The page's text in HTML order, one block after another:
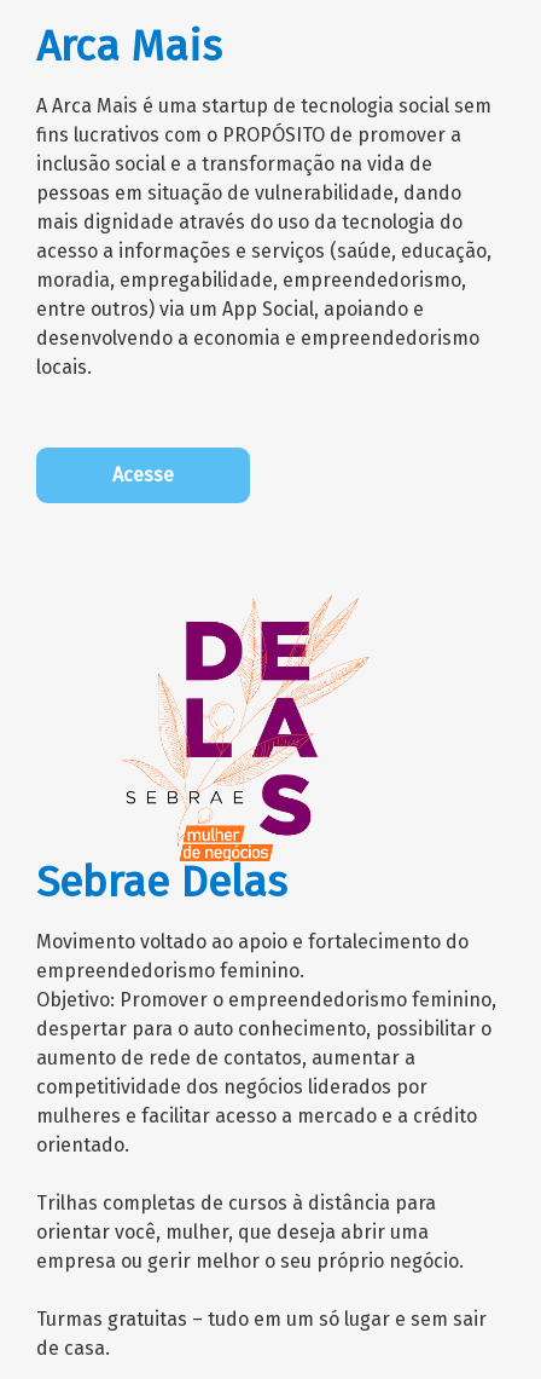
Arca Mais
A Arca Mais é uma startup de tecnologia social sem
fins lucrativos com o PROPÓSITO de promover a
inclusão social e a transformação na vida de
pessoas em situação de vulnerabilidade, dando
mais dignidade através do uso da tecnologia do
acesso a informações e serviços (saúde, educação,
moradia, empregabilidade, empreendedorismo,
entre outros) via um App Social, apoiando e
desenvolvendo a economia e empreendedorismo
locais.
Acesse
Sebrae Delas
Movimento voltado ao apoio e fortalecimento do
empreendedorismo feminino.
Objetivo: Promover o empreendedorismo feminino,
despertar para o auto conhecimento, possibilitar o
aumento de rede de contatos, aumentar a
competitividade dos negócios liderados por
mulheres e facilitar acesso a mercado e a crédito
orientado.
Trilhas completas de cursos à distância para
orientar você, mulher, que deseja abrir uma
empresa ou gerir melhor o seu próprio negócio.
Turmas gratuitas – tudo em um só lugar e sem sair
de casa.